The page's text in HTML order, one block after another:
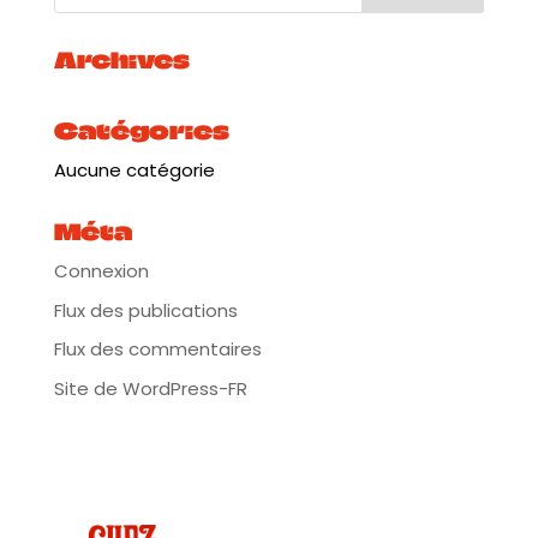
• Installation : À partir de 10h00
🚗 COMMENT VENIR CHEZ ALRIQ :
33100 Bordeaux
• Bus : Lignes 45, 91, 92 (Arrêt Hortense)
• Vcub : Parc des Angéliques
• Possibilité de se garer sur le parking ou devant
chez Alriq
pouvez nous contacter au 06 52 55 83 89 ☎️
📝 DÉPOSE TA CANDIDATURE SUR CE LIEN
createurs-de-la-rentree-a-la-guinguette-chez-alriq
https://www.facebook.com/profile.php?
Archives
Catégories
Aucune catégorie
Méta
Connexion
Flux des publications
Flux des commentaires
Site de WordPress-FR